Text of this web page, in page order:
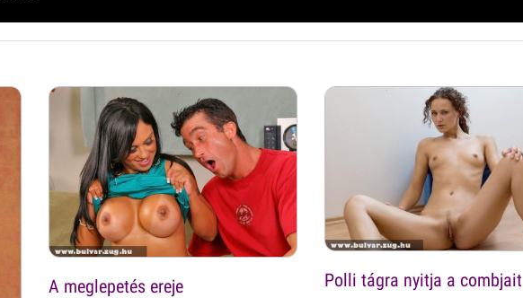
A meglepetés ereje Polli tágra nyitja a combjait